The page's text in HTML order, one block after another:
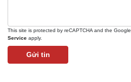
This site is protected by reCAPTCHA and the Google
Service apply.
Gửi tin